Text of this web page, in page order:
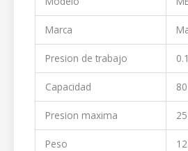
Marca
Presion de trabajo
Capacidad 80
Presion maxima 25
Peso